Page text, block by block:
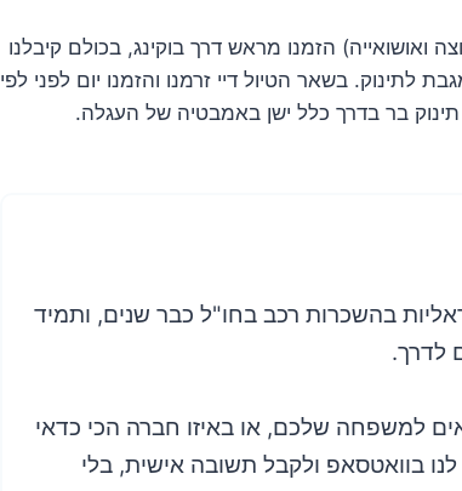
ואושואייה) הזמנו מראש דרך בוקינג, בכולם קיבלנו
בשאר הטיול דיי זרמנו והזמנו יום לפני לפי
בר בדרך כלל ישן באמבטיה של העגלה.
בהשכרות רכב בחו"ל כבר שנים, ותמיד
לדרך.
למשפחה שלכם, או באיזו חברה הכי כדאי
בוואטסאפ ולקבל תשובה אישית, בלי